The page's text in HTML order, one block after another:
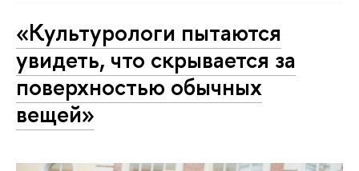
«Культурологи пытаются
увидеть, что скрывается за
поверхностью обычных
вещей»